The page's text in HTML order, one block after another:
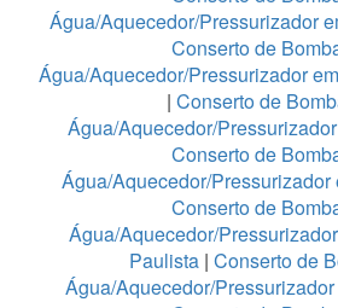
Água/Aquecedor/Pressurizador
Conserto de
Água/Aquecedor/Pressurizador
| Conserto de
Água/Aquecedor/
Conserto de
Água/Aquecedor/Pressurizador
Conserto de
Água/Aquecedor/
Paulista | Conserto de
Água/Aquecedor/